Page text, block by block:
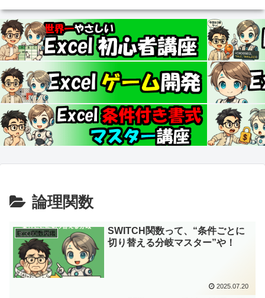
論理関数
Excel関数図鑑
SWITCH関数って、“条件ごとに
切り替える分岐マスター”や！
2025.07.20